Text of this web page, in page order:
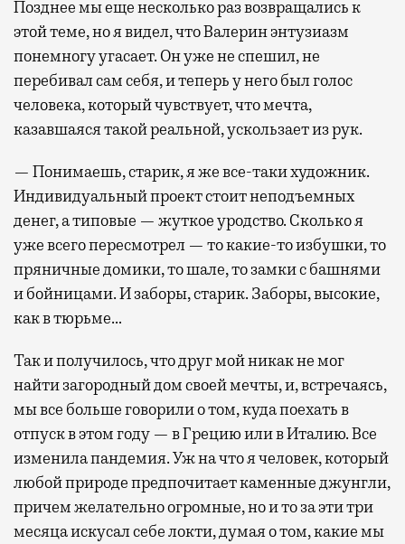
Позднее мы еще несколько раз возвращались к
этой теме, но я видел, что Валерин энтузиазм
понемногу угасает. Он уже не спешил, не
перебивал сам себя, и теперь у него был голос
человека, который чувствует, что мечта,
казавшаяся такой реальной, ускользает из рук.
— Понимаешь, старик, я же все-таки художник.
Индивидуальный проект стоит неподъемных
денег, а типовые — жуткое уродство. Сколько я
уже всего пересмотрел — то какие-то избушки, то
пряничные домики, то шале, то замки с башнями
и бойницами. И заборы, старик. Заборы, высокие,
как в тюрьме…
Так и получилось, что друг мой никак не мог
найти загородный дом своей мечты, и, встречаясь,
мы все больше говорили о том, куда поехать в
отпуск в этом году — в Грецию или в Италию. Все
изменила пандемия. Уж на что я человек, который
любой природе предпочитает каменные джунгли,
причем желательно огромные, но и то за эти три
месяца искусал себе локти, думая о том, какие мы